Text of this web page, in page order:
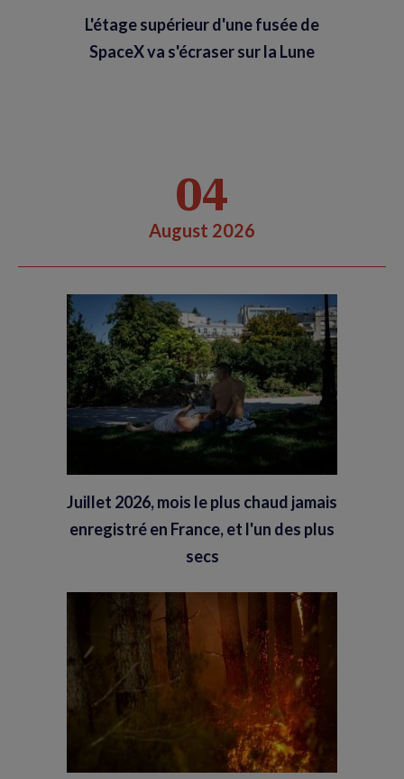
L'étage supérieur d'une fusée de
SpaceX va s'écraser sur la Lune
04
August 2026
Juillet 2026, mois le plus chaud jamais
enregistré en France, et l'un des plus
secs